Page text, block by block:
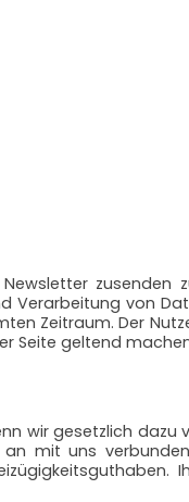
zusenden
Verarbeitung von
Zeitraum. Der
Seite geltend
wir gesetzlich
mit uns